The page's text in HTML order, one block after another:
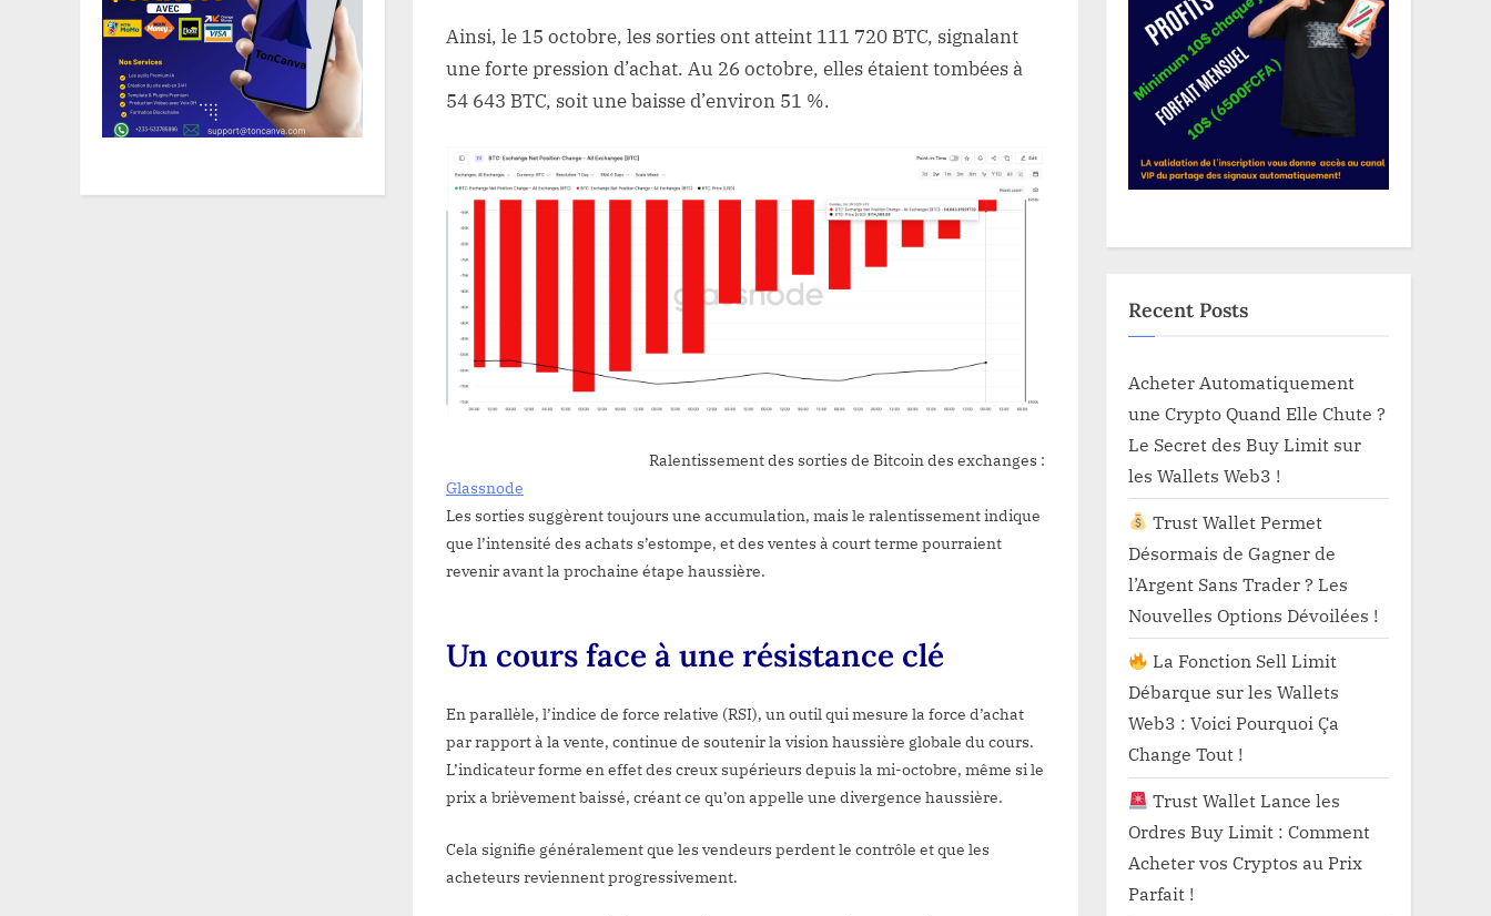
Ainsi, le 15 octobre, les sorties ont atteint 111 720 BTC, signalant
une forte pression d’achat. Au 26 octobre, elles étaient tombées à
54 643 BTC, soit une baisse d’environ 51 %.
Ralentissement des sorties de Bitcoin des exchanges :
Glassnode
Les sorties suggèrent toujours une accumulation, mais le ralentissement indique
que l’intensité des achats s’estompe, et des ventes à court terme pourraient
revenir avant la prochaine étape haussière.
Un cours face à une résistance clé
En parallèle, l’indice de force relative (RSI), un outil qui mesure la force d’achat
par rapport à la vente, continue de soutenir la vision haussière globale du cours.
L’indicateur forme en effet des creux supérieurs depuis la mi-octobre, même si le
prix a brièvement baissé, créant ce qu’on appelle une divergence haussière.
Cela signifie généralement que les vendeurs perdent le contrôle et que les
acheteurs reviennent progressivement.
Recent Posts
Acheter Automatiquement
une Crypto Quand Elle Chute ?
Le Secret des Buy Limit sur
les Wallets Web3 !
Trust Wallet Permet
Désormais de Gagner de
l’Argent Sans Trader ? Les
Nouvelles Options Dévoilées !
La Fonction Sell Limit
Débarque sur les Wallets
Web3 : Voici Pourquoi Ça
Change Tout !
Trust Wallet Lance les
Ordres Buy Limit : Comment
Acheter vos Cryptos au Prix
Parfait !